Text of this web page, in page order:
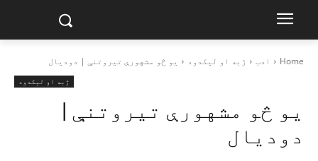
Home ادب ژبه او لیکدود یو څو مشهورې تیروتنې | دودیال
ژبه او لیکدود
یو څو مشهورې تیروتنې |
دودیال